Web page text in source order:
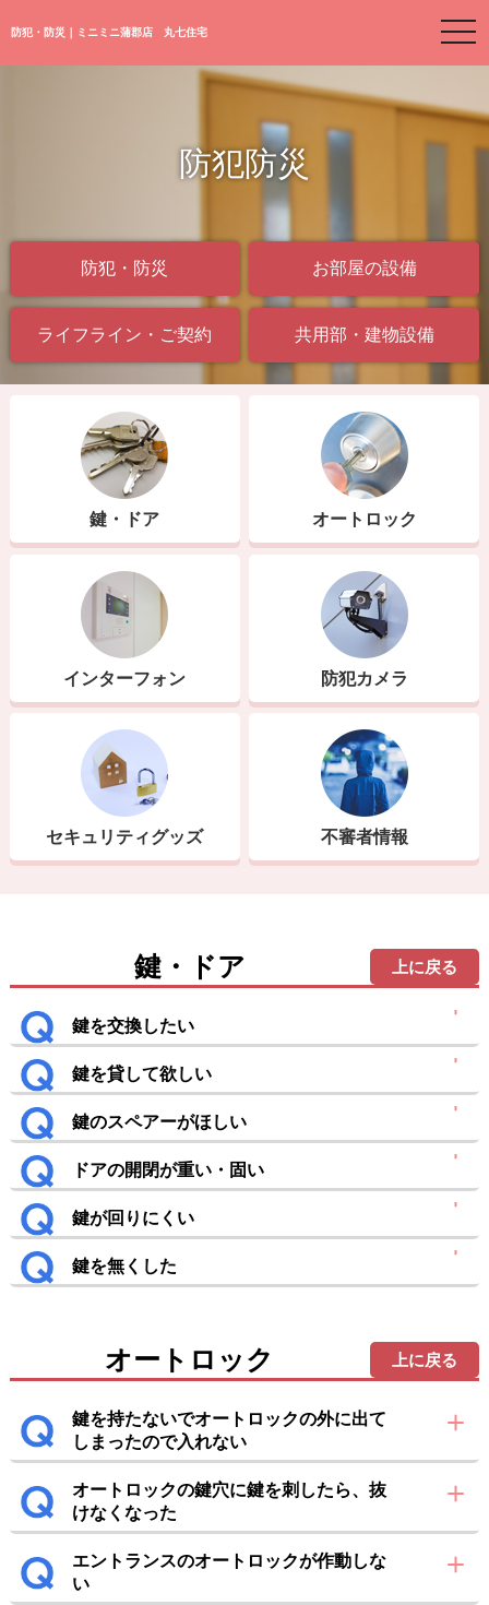
防犯・防災｜ミニミニ蒲郡店 丸七住宅
防犯防災
防犯・防災 お部屋の設備
ライフライン・ご契約 共用部・建物設備
鍵・ドア オートロック
インターフォン 防犯カメラ
セキュリティグッズ 不審者情報
鍵・ドア 上に戻る
鍵を交換したい
鍵を貸して欲しい
鍵のスペアーがほしい
ドアの開閉が重い・固い
鍵が回りにくい
鍵を無くした
オートロック 上に戻る
鍵を持たないでオートロックの外に出て
しまったので入れない
オートロックの鍵穴に鍵を刺したら、抜
けなくなった
エントランスのオートロックが作動しな
い